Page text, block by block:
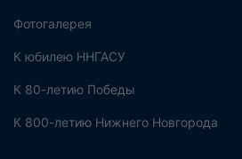
Фотогалерея
К юбилею ННГАСУ
К 80-летию Победы
К 800-летию Нижнего Новгорода